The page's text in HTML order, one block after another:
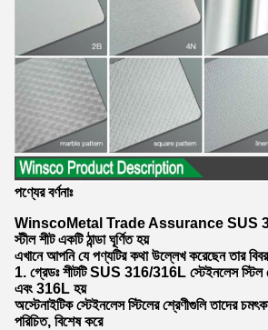
পণ্যের বর্ণনাঃ
WinscoMetal Trade Assurance SUS
স্টীল শীট একটি ঠান্ডা ঘূর্ণিত হয়
এখানে আপনি যে পণ্যটির কথা উল্লেখ করেছেন তার
1. গ্রেডঃ শীটটি SUS 316/316L স্টেইনলেস
এবং 316L হয়
অস্টেনাইটিক স্টেইনলেস স্টিলের শ্রেণীগুলি তাদের
পরিচিত, বিশেষ করে